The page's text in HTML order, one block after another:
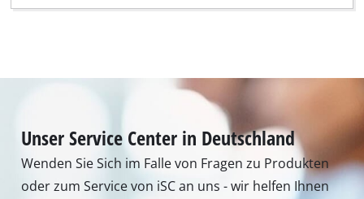
Unser Service Center in Deutschland
Wenden Sie Sich im Falle von Fragen zu Produkten
oder zum Service von iSC an uns - wir helfen Ihnen